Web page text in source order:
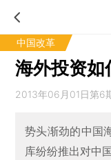
中国改革
海外投资如
2013年06月01日第6
势头渐劲的中国
库纷纷推出对中